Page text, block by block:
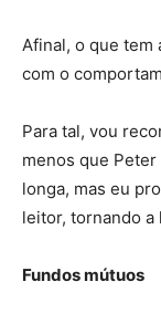
Afinal, o que tem
com o
Para tal, vou
menos que
longa, mas eu
leitor, tornando a
Fundos mútuos